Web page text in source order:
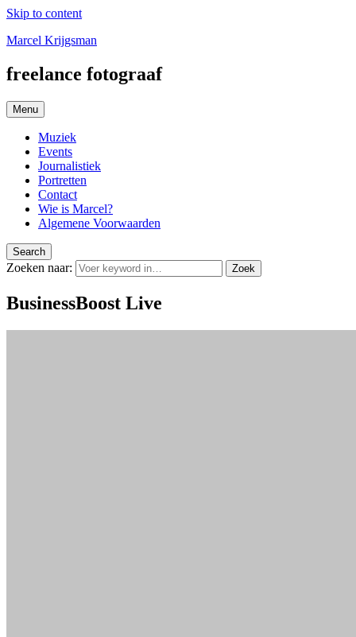
Skip to content
Marcel Krijgsman
freelance fotograaf
Menu
Muziek
Events
Journalistiek
Portretten
Contact
Wie is Marcel?
Algemene Voorwaarden
Search
Zoeken naar: Zoek
BusinessBoost Live